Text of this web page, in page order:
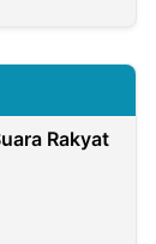
Rakyat